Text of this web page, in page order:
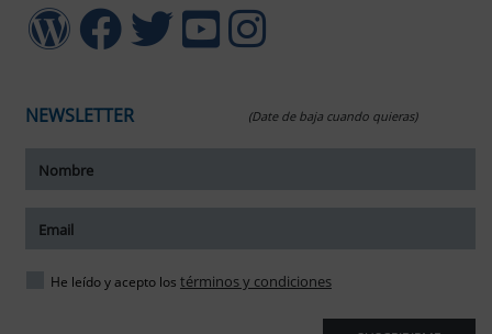
NEWSLETTER (Date de baja cuando quieras)
He leído y acepto los términos y condiciones
tamaño del texto
del texto
espaciado del texto